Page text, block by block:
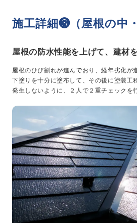
施工詳細❸（屋根の中
屋根の防水性能を上げて、建材
屋根のひび割れが進んでおり、経年劣化が
下塗りを十分に塗布して、その後に塗装工
発生しないように、２人で２重チェックを